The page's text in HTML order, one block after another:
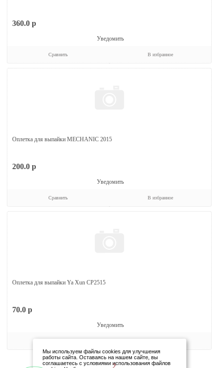
360.0 p
Уведомить
Сравнить В избранное
Оплетка для выпайки MECHANIC 2015
200.0 p
Уведомить
Сравнить В избранное
Оплетка для выпайки Ya Xun CP2515
70.0 p
Уведомить
<Previous
1 2 >Next
Мы используем файлы cookies для улучшения
работы сайта. Оставаясь на нашем сайте, вы
соглашаетесь с условиями использования файлов